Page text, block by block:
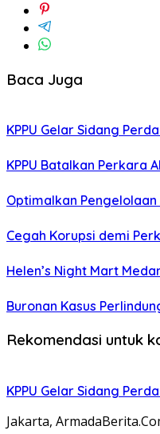
Baca Juga
KPPU Gelar Sidang
KPPU Batalkan Perkara
Optimalkan Pengelolaan
Cegah Korupsi demi
Helen’s Night Mart
Buronan Kasus
Rekomendasi untuk
KPPU Gelar Sidang
Jakarta,